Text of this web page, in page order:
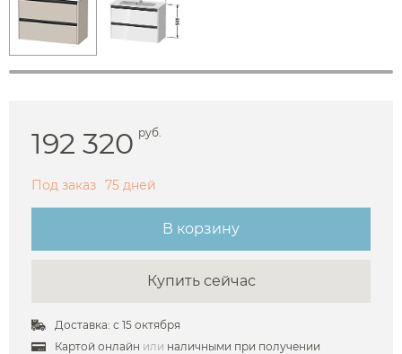
192 320 руб.
Под заказ 75 дней
В корзину
Купить сейчас
Доставка: с 15 октября
Картой онлайн или наличными при получении